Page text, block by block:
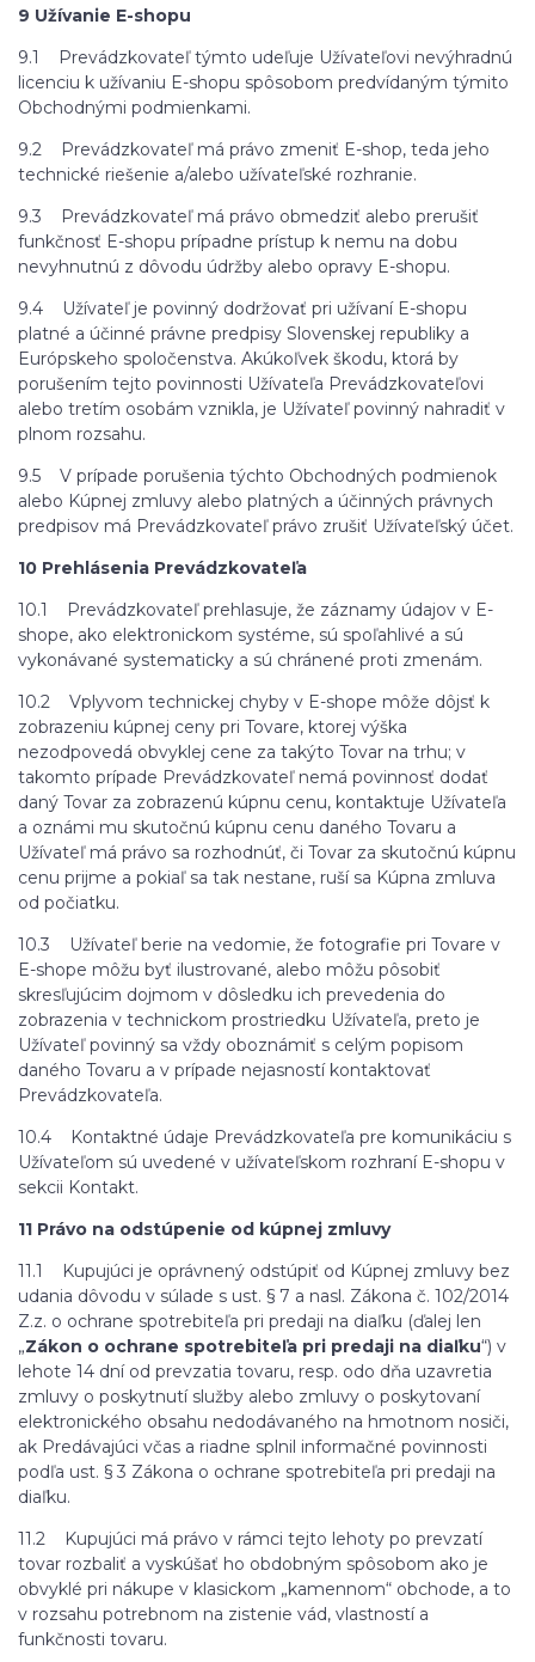
9 Užívanie E-shopu
9.1 Prevádzkovateľ týmto udeľuje Užívateľovi nevýhradnú
licenciu k užívaniu E-shopu spôsobom predvídaným týmito
Obchodnými podmienkami.
9.2 Prevádzkovateľ má právo zmeniť E-shop, teda jeho
technické riešenie a/alebo užívateľské rozhranie.
9.3 Prevádzkovateľ má právo obmedziť alebo prerušiť
funkčnosť E-shopu prípadne prístup k nemu na dobu
nevyhnutnú z dôvodu údržby alebo opravy E-shopu.
9.4 Užívateľ je povinný dodržovať pri užívaní E-shopu
platné a účinné právne predpisy Slovenskej republiky a
Európskeho spoločenstva. Akúkoľvek škodu, ktorá by
porušením tejto povinnosti Užívateľa Prevádzkovateľovi
alebo tretím osobám vznikla, je Užívateľ povinný nahradiť v
plnom rozsahu.
9.5 V prípade porušenia týchto Obchodných podmienok
alebo Kúpnej zmluvy alebo platných a účinných právnych
predpisov má Prevádzkovateľ právo zrušiť Užívateľský účet.
10 Prehlásenia Prevádzkovateľa
10.1 Prevádzkovateľ prehlasuje, že záznamy údajov v E-
shope, ako elektronickom systéme, sú spoľahlivé a sú
vykonávané systematicky a sú chránené proti zmenám.
10.2 Vplyvom technickej chyby v E-shope môže dôjsť k
zobrazeniu kúpnej ceny pri Tovare, ktorej výška
nezodpovedá obvyklej cene za takýto Tovar na trhu; v
takomto prípade Prevádzkovateľ nemá povinnosť dodať
daný Tovar za zobrazenú kúpnu cenu, kontaktuje Užívateľa
a oznámi mu skutočnú kúpnu cenu daného Tovaru a
Užívateľ má právo sa rozhodnúť, či Tovar za skutočnú kúpnu
cenu prijme a pokiaľ sa tak nestane, ruší sa Kúpna zmluva
od počiatku.
10.3 Užívateľ berie na vedomie, že fotografie pri Tovare v
E-shope môžu byť ilustrované, alebo môžu pôsobiť
skresľujúcim dojmom v dôsledku ich prevedenia do
zobrazenia v technickom prostriedku Užívateľa, preto je
Užívateľ povinný sa vždy oboznámiť s celým popisom
daného Tovaru a v prípade nejasností kontaktovať
Prevádzkovateľa.
10.4 Kontaktné údaje Prevádzkovateľa pre komunikáciu s
Užívateľom sú uvedené v užívateľskom rozhraní E-shopu v
sekcii Kontakt.
11 Právo na odstúpenie od kúpnej zmluvy
11.1 Kupujúci je oprávnený odstúpiť od Kúpnej zmluvy bez
udania dôvodu v súlade s ust. § 7 a nasl. Zákona č. 102/2014
Z.z. o ochrane spotrebiteľa pri predaji na diaľku (ďalej len
„Zákon o ochrane spotrebiteľa pri predaji na diaľku“) v
lehote 14 dní od prevzatia tovaru, resp. odo dňa uzavretia
zmluvy o poskytnutí služby alebo zmluvy o poskytovaní
elektronického obsahu nedodávaného na hmotnom nosiči,
ak Predávajúci včas a riadne splnil informačné povinnosti
podľa ust. § 3 Zákona o ochrane spotrebiteľa pri predaji na
diaľku.
11.2 Kupujúci má právo v rámci tejto lehoty po prevzatí
tovar rozbaliť a vyskúšať ho obdobným spôsobom ako je
obvyklé pri nákupe v klasickom „kamennom“ obchode, a to
v rozsahu potrebnom na zistenie vád, vlastností a
funkčnosti tovaru.